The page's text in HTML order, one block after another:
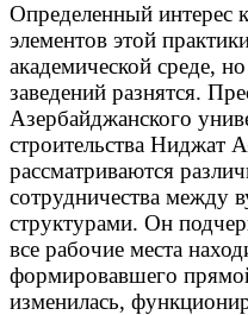
Определенный
элементов этой
академической среде,
заведений разнятся.
Азербайджанского
строительства Ниджат
рассматриваются
сотрудничества между
структурами. Он
все рабочие места
формировавшего
изменилась,